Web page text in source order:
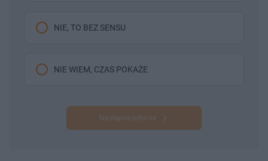
NIE, TO BEZ SENSU
NIE WIEM, CZAS POKAŻE
Następne pytanie